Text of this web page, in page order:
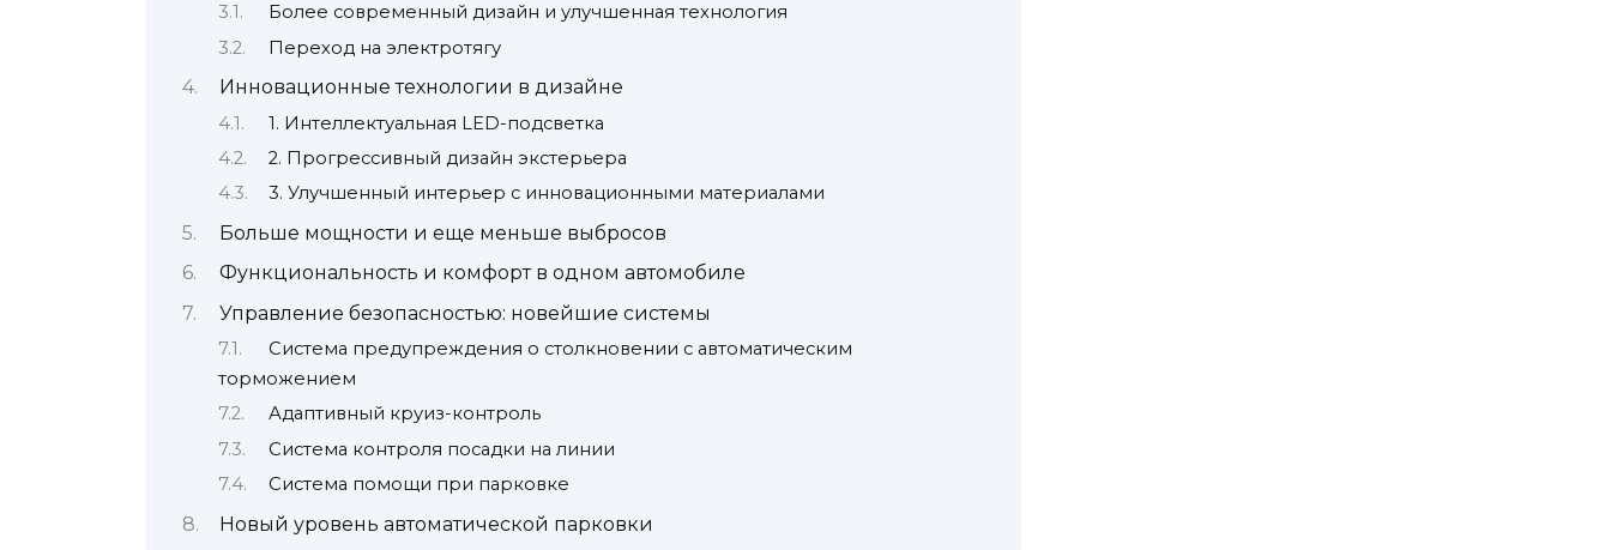
Более современный дизайн и улучшенная технология
Переход на электротягу
Инновационные технологии в дизайне
1. Интеллектуальная LED-подсветка
2. Прогрессивный дизайн экстерьера
3. Улучшенный интерьер с инновационными материалами
Больше мощности и еще меньше выбросов
Функциональность и комфорт в одном автомобиле
Управление безопасностью: новейшие системы
Система предупреждения о столкновении с автоматическим
торможением
Адаптивный круиз-контроль
Система контроля посадки на линии
Система помощи при парковке
Новый уровень автоматической парковки